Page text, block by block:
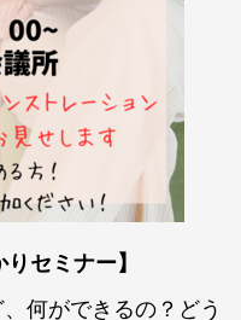
セミナー】
何ができるの？どう